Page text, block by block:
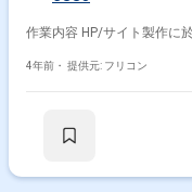
作業内容 HP/サイト製作に
4年前・ 提供元: フリコン